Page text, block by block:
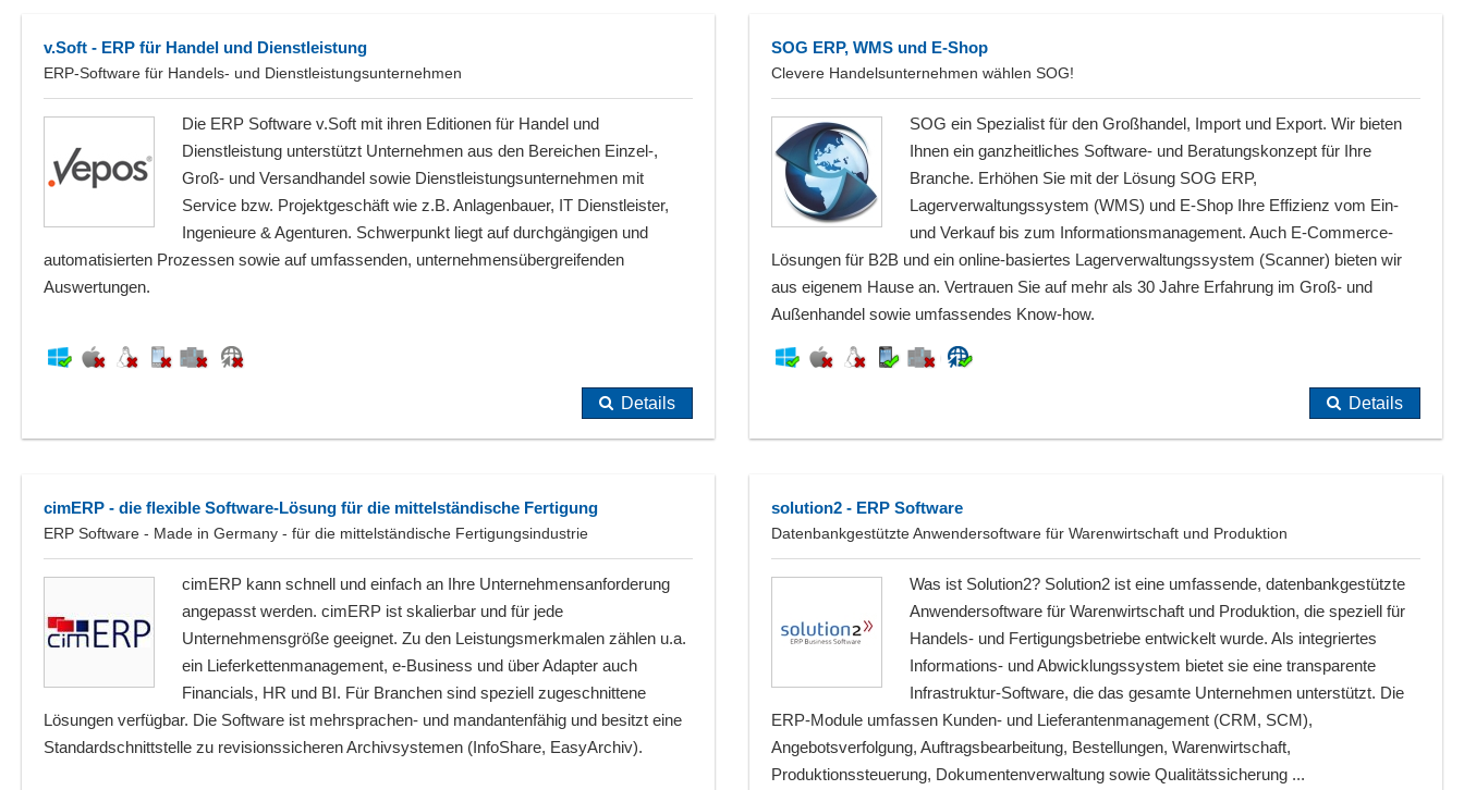
v.Soft - ERP für Handel und Dienstleistung
ERP-Software für Handels- und Dienstleistungsunternehmen
Die ERP Software v.Soft mit ihren Editionen für Handel und
Dienstleistung unterstützt Unternehmen aus den Bereichen Einzel-,
Groß- und Versandhandel sowie Dienstleistungsunternehmen mit
Service bzw. Projektgeschäft wie z.B. Anlagenbauer, IT Dienstleister,
Ingenieure & Agenturen. Schwerpunkt liegt auf durchgängigen und
automatisierten Prozessen sowie auf umfassenden, unternehmensübergreifenden
Auswertungen.
Details
SOG ERP, WMS und E-Shop
Clevere Handelsunternehmen wählen SOG!
SOG ein Spezialist für den Großhandel, Import und Export. Wir bieten
Ihnen ein ganzheitliches Software- und Beratungskonzept für Ihre
Branche. Erhöhen Sie mit der Lösung SOG ERP,
Lagerverwaltungssystem (WMS) und E-Shop Ihre Effizienz vom Ein-
und Verkauf bis zum Informationsmanagement. Auch E-Commerce-
Lösungen für B2B und ein online-basiertes Lagerverwaltungssystem (Scanner) bieten wir
aus eigenem Hause an. Vertrauen Sie auf mehr als 30 Jahre Erfahrung im Groß- und
Außenhandel sowie umfassendes Know-how.
Details
cimERP - die flexible Software-Lösung für die mittelständische Fertigung
ERP Software - Made in Germany - für die mittelständische Fertigungsindustrie
cimERP kann schnell und einfach an Ihre Unternehmensanforderung
angepasst werden. cimERP ist skalierbar und für jede
Unternehmensgröße geeignet. Zu den Leistungsmerkmalen zählen u.a.
ein Lieferkettenmanagement, e-Business und über Adapter auch
Financials, HR und BI. Für Branchen sind speziell zugeschnittene
Lösungen verfügbar. Die Software ist mehrsprachen- und mandantenfähig und besitzt eine
Standardschnittstelle zu revisionssicheren Archivsystemen (InfoShare, EasyArchiv).
solution2 - ERP Software
Datenbankgestützte Anwendersoftware für Warenwirtschaft und Produktion
Was ist Solution2? Solution2 ist eine umfassende, datenbankgestützte
Anwendersoftware für Warenwirtschaft und Produktion, die speziell für
Handels- und Fertigungsbetriebe entwickelt wurde. Als integriertes
Informations- und Abwicklungssystem bietet sie eine transparente
Infrastruktur-Software, die das gesamte Unternehmen unterstützt. Die
ERP-Module umfassen Kunden- und Lieferantenmanagement (CRM, SCM),
Angebotsverfolgung, Auftragsbearbeitung, Bestellungen, Warenwirtschaft,
Produktionssteuerung, Dokumentenverwaltung sowie Qualitätssicherung ...